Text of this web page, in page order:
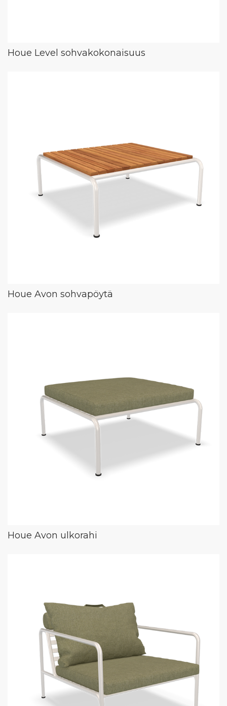
Houe Level sohvakokonaisuus
Houe Avon sohvapöytä
Houe Avon ulkorahi